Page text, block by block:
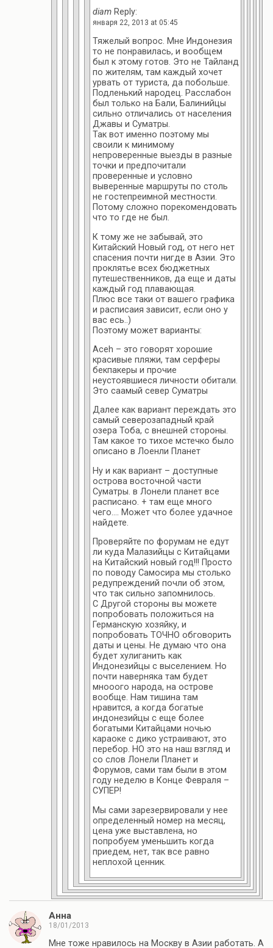
diam Reply:
января 22, 2013 at 05:45
Тяжелый вопрос. Мне Индонезия
то не понравилась, и вообщем
был к этому готов. Это не Тайланд
по жителям, там каждый хочет
урвать от туриста, да побольше.
Подленький народец. Расслабон
был только на Бали, Балинийцы
сильно отличались от населения
Джавы и Суматры.
Так вот именно поэтому мы
своили к минимому
непроверенные выезды в разные
точки и предпочитали
проверенные и условно
выверенные маршруты по столь
не гостепреимной местности.
Потому сложно порекомендовать
что то где не был.
К тому же не забывай, это
Китайский Новый год, от него нет
спасения почти нигде в Азии. Это
проклятье всех бюджетных
путешественников, да еще и даты
каждый год плавающая.
Плюс все таки от вашего графика
и расписаия зависит, если оно у
вас есь..)
Поэтому может варианты:
Aceh – это говорят хорошие
красивые пляжи, там серферы
бекпакеры и прочие
неустоявшиеся личности обитали.
Это саамый север Суматры
Далее как вариант переждать это
самый северозападный край
озера Тоба, с внешней стороны.
Там какое то тихое мстечко было
описано в Лоенли Планет
Ну и как вариант – доступные
острова восточной части
Суматры. в Лонели планет все
расписано. + там еще много
чего…. Может что более удачное
найдете.
Проверяйте по форумам не едут
ли куда Малазийцы с Китайцами
на Китайский новый год!!! Просто
по поводу Самосира мы столько
редупреждений почли об этом,
что так сильно запомнилось.
С Другой стороны вы можете
попробовать положиться на
Германскую хозяйку, и
попробовать ТОЧНО обговорить
даты и цены. Не думаю что она
будет хулиганить как
Индонезийцы с выселением. Но
почти наверняка там будет
мнооого народа, на острове
вообще. Нам тишина там
нравится, а когда богатые
индонезийцы с еще более
богатыми Китайцами ночью
караоке с дико устраивают, это
перебор. НО это на наш взгляд и
со слов Лонели Планет и
Форумов, сами там были в этом
году неделю в Конце Февраля –
СУПЕР!
Мы сами зарезервировали у нее
определенный номер на месяц,
цена уже выставлена, но
попробуем уменьшить когда
приедем, нет, так все равно
неплохой ценник.
Анна
18/01/2013
Мне тоже нравилось на Москву в Азии работать. А